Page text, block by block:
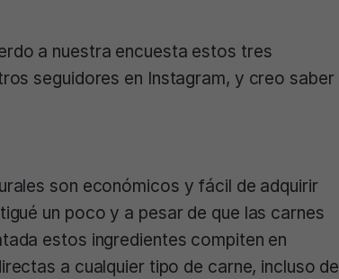
a nuestra encuesta estos tres
seguidores en Instagram, y creo saber
son económicos y fácil de adquirir
un poco y a pesar de que las carnes
estos ingredientes compiten en
a cualquier tipo de carne, incluso de